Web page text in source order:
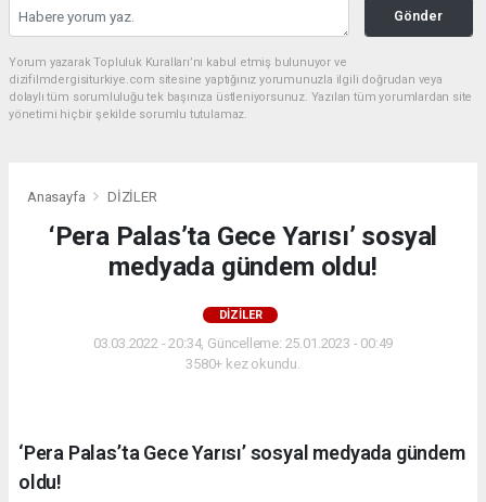
Gönder
Yorum yazarak Topluluk Kuralları’nı kabul etmiş bulunuyor ve
dizifilmdergisiturkiye.com sitesine yaptığınız yorumunuzla ilgili doğrudan veya
dolaylı tüm sorumluluğu tek başınıza üstleniyorsunuz. Yazılan tüm yorumlardan site
yönetimi hiçbir şekilde sorumlu tutulamaz.
Anasayfa DİZİLER
‘Pera Palas’ta Gece Yarısı’ sosyal
medyada gündem oldu!
DİZİLER
03.03.2022 - 20:34, Güncelleme: 25.01.2023 - 00:49
3580+ kez okundu.
‘Pera Palas’ta Gece Yarısı’ sosyal medyada gündem
oldu!